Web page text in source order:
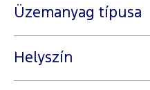
Üzemanyag típusa
Helyszín